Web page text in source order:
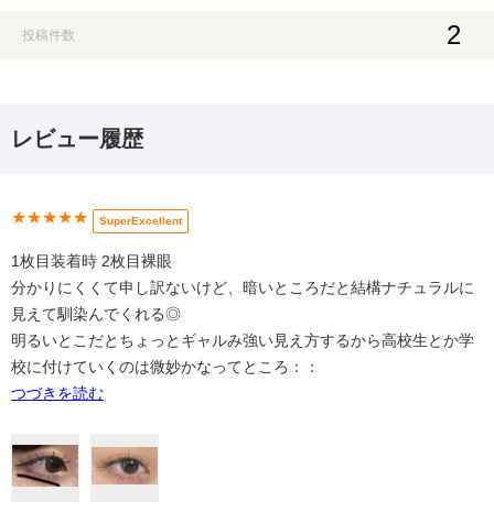
投稿件数 2
レビュー履歴
★★★★★ SuperExcellent
1枚目装着時 2枚目裸眼
分かりにくくて申し訳ないけど、暗いところだと結構ナチュラルに
見えて馴染んでくれる◎
明るいとこだとちょっとギャルみ強い見え方するから高校生とか学
校に付けていくのは微妙かなってところ：：
つづきを読む